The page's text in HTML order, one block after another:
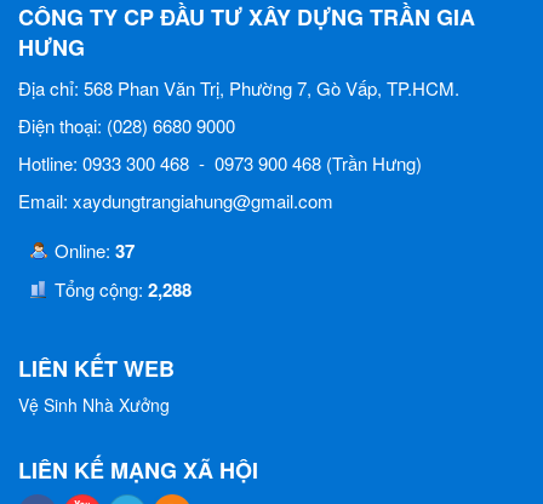
CÔNG TY CP ĐẦU TƯ XÂY DỰNG TRẦN GIA
HƯNG
Địa chỉ: 568 Phan Văn Trị, Phường 7, Gò Vấp, TP.HCM.
Điện thoại: (028) 6680 9000
Hotline: 0933 300 468 - 0973 900 468 (Trần Hưng)
Email: xaydungtrangiahung@gmail.com
Online: 37
Tổng cộng: 2,288
LIÊN KẾT WEB
Vệ Sinh Nhà Xưởng
LIÊN KẾ MẠNG XÃ HỘI